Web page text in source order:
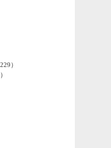
门小浆果现代化种植
平考试明日开考！温
达成和平协议
）